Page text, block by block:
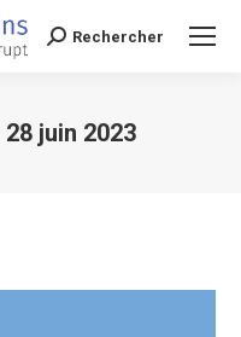
Recherche
Rechercher
28 juin 2023